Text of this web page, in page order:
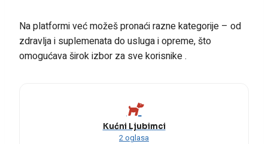
Na platformi već možeš pronaći razne kategorije – od
zdravlja i suplemenata do usluga i opreme, što
omogućava širok izbor za sve korisnike .
Kućni Ljubimci
2 oglasa